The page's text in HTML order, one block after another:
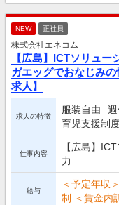
NEW 正社員
株式会社エネコム
【広島】ICTソリュ
ガエッグでおなじみ
求人】
求人の特徴
服装自由
育児支援制
仕事内容
【広島】
力...
給与
＜予定年収
制 ＜賃金内